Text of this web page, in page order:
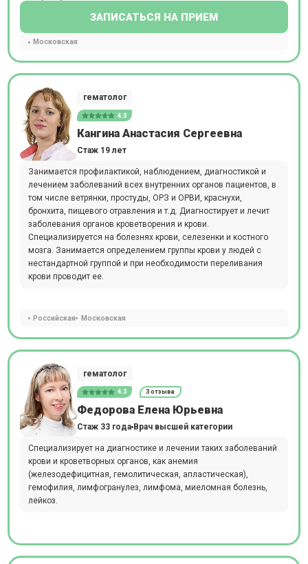
ЗАПИСАТЬСЯ НА ПРИЕМ
Московская
гематолог
4.5
Кангина Анастасия Сергеевна
Стаж 19 лет
Занимается профилактикой, наблюдением, диагностикой и
лечением заболеваний всех внутренних органов пациентов, в
том числе ветрянки, простуды, ОРЗ и ОРВИ, краснухи,
бронхита, пищевого отравления и т.д. Диагностирует и лечит
заболевания органов кроветворения и крови.
Специализируется на болезнях крови, селезенки и костного
мозга. Занимается определением группы крови у людей с
нестандартной группой и при необходимости переливания
крови проводит ее.
Российская Московская
гематолог
4.3 3 отзыва
Федорова Елена Юрьевна
Стаж 33 года Врач высшей категории
Специализирует на диагностике и лечении таких заболеваний
крови и кроветворных органов, как анемия
(железодефицитная, гемолитическая, апластическая),
гемофилия, лимфогранулез, лимфома, миеломная болезнь,
лейкоз.